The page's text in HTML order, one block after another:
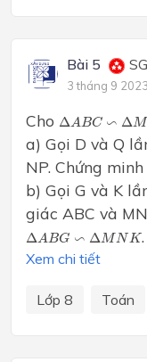
Bài 5
3 tháng 9
Cho ΔABC ∽ ΔM
Δ A BC∽ M N
a) Gọi D và Q
NP. Chứng minh
b) Gọi G và K
giác ABC và
ΔABG ∽ ΔMN K
Δ A BG∽ M N K .
Xem chi tiết
Lớp 8 Toán